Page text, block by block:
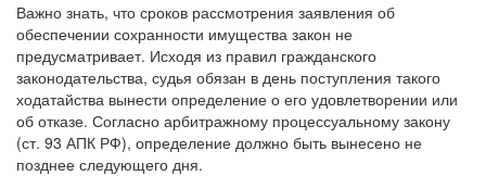
Важно знать, что сроков рассмотрения заявления об
обеспечении сохранности имущества закон не
предусматривает. Исходя из правил гражданского
законодательства, судья обязан в день поступления такого
ходатайства вынести определение о его удовлетворении или
об отказе. Согласно арбитражному процессуальному закону
(ст. 93 АПК РФ), определение должно быть вынесено не
позднее следующего дня.